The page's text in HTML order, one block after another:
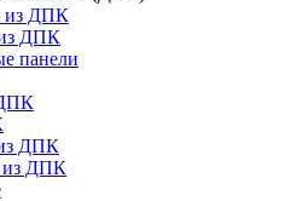
из ДПК
из ДПК
панели
ДПК
из ДПК